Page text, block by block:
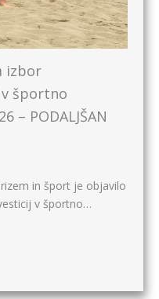
izbor
športno
– PODALJŠAN
in šport je objavilo
v športno…